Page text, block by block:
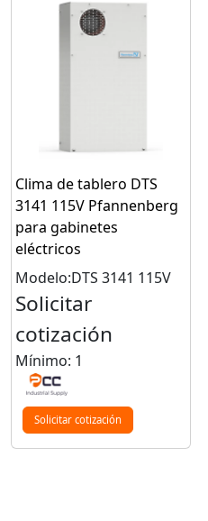
Clima de tablero DTS
3141 115V Pfannenberg
para gabinetes
eléctricos
Modelo:DTS 3141 115V
Solicitar
cotización
Mínimo: 1
Solicitar cotización